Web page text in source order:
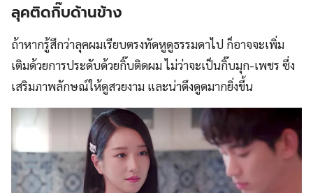
ลุคติดกิ๊บด้านข้าง
ถ้าหากรู้สึกว่าลุคผมเรียบตรงทัดหูดูธรรมดาไป ก็อาจจะเพิ่ม
เติมด้วยการประดับด้วยกิ๊บติดผม ไม่ว่าจะเป็นกิ๊บมุก-เพชร ซึ่ง
เสริมภาพลักษณ์ให้ดูสวยงาม และน่าดึงดูดมากยิ่งขึ้น